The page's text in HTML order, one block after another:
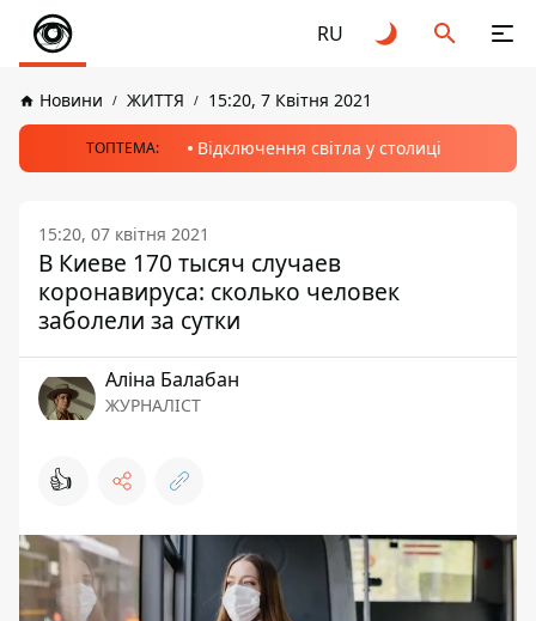
RU
Новини ЖИТТЯ 15:20, 7 Квітня 2021
ТОПТЕМА: Відключення світла у столиці
15:20, 07 квітня 2021
В Киеве 170 тысяч случаев
коронавируса: сколько человек
заболели за сутки
Аліна Балабан
ЖУРНАЛІСТ
👍